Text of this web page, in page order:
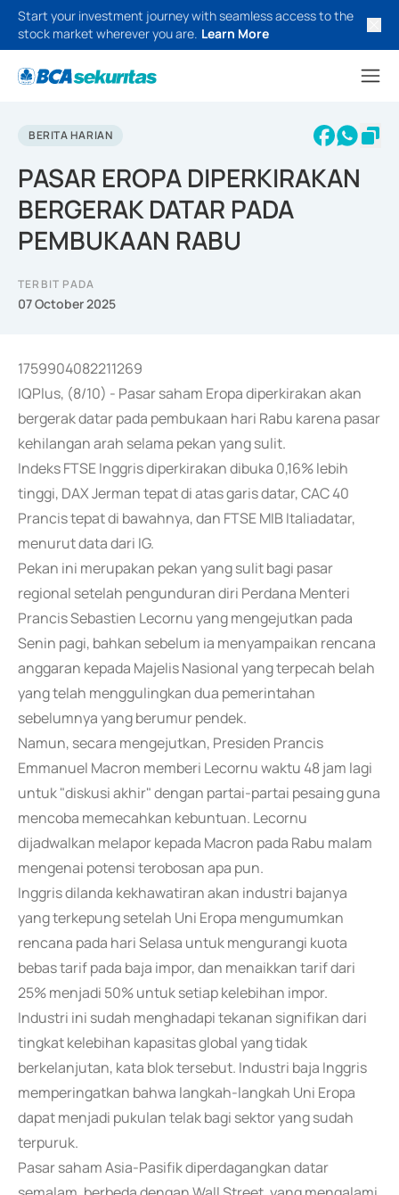
Start your investment journey with seamless access to the
stock market wherever you are. Learn More
BERITA HARIAN
PASAR EROPA DIPERKIRAKAN
BERGERAK DATAR PADA
PEMBUKAAN RABU
TERBIT PADA
07 October 2025
1759904082211269
IQPlus, (8/10) - Pasar saham Eropa diperkirakan akan
bergerak datar pada pembukaan hari Rabu karena pasar
kehilangan arah selama pekan yang sulit.
Indeks FTSE Inggris diperkirakan dibuka 0,16% lebih
tinggi, DAX Jerman tepat di atas garis datar, CAC 40
Prancis tepat di bawahnya, dan FTSE MIB Italiadatar,
menurut data dari IG.
Pekan ini merupakan pekan yang sulit bagi pasar
regional setelah pengunduran diri Perdana Menteri
Prancis Sebastien Lecornu yang mengejutkan pada
Senin pagi, bahkan sebelum ia menyampaikan rencana
anggaran kepada Majelis Nasional yang terpecah belah
yang telah menggulingkan dua pemerintahan
sebelumnya yang berumur pendek.
Namun, secara mengejutkan, Presiden Prancis
Emmanuel Macron memberi Lecornu waktu 48 jam lagi
untuk "diskusi akhir" dengan partai-partai pesaing guna
mencoba memecahkan kebuntuan. Lecornu
dijadwalkan melapor kepada Macron pada Rabu malam
mengenai potensi terobosan apa pun.
Inggris dilanda kekhawatiran akan industri bajanya
yang terkepung setelah Uni Eropa mengumumkan
rencana pada hari Selasa untuk mengurangi kuota
bebas tarif pada baja impor, dan menaikkan tarif dari
25% menjadi 50% untuk setiap kelebihan impor.
Industri ini sudah menghadapi tekanan signifikan dari
tingkat kelebihan kapasitas global yang tidak
berkelanjutan, kata blok tersebut. Industri baja Inggris
memperingatkan bahwa langkah-langkah Uni Eropa
dapat menjadi pukulan telak bagi sektor yang sudah
terpuruk.
Pasar saham Asia-Pasifik diperdagangkan datar